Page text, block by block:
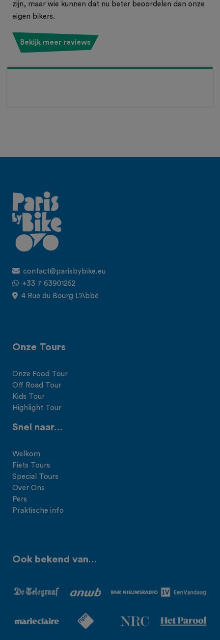
zijn, maar wie kunnen dat nu beter beoordelen dan onze
eigen bikers.
Bekijk meer reviews
contact@parisbybike.eu
+33 7 63901252
4 Rue du Bourg L’Abbé
Onze Tours
Onze Food Tour
Off Road Tour
Kids Tour
Highlight Tour
Snel naar…
Welkom
Fiets Tours
Special Tours
Over Ons
Pers
Praktische info
Ook bekend van…